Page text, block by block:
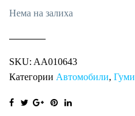
Нема на залиха
SKU: AA010643
Категории Автомобили, Гуми